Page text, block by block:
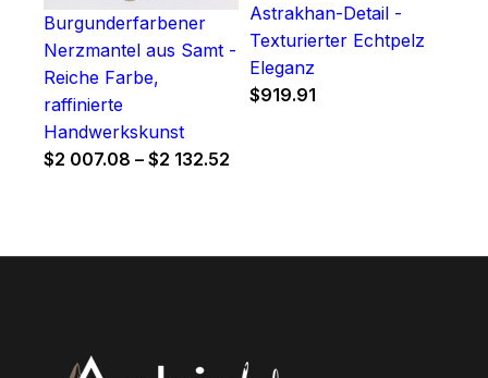
Burgunderfarbener
Nerzmantel aus Samt -
Reiche Farbe,
raffinierte
Handwerkskunst
$2 007.08 – $2 132.52
Astrakhan-Detail -
Texturierter Echtpelz
Eleganz
$919.91